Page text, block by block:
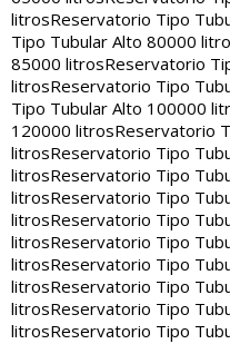
litrosReservatorio Tipo
Tipo Tubular Alto 80000
85000 litrosReservatorio
litrosReservatorio Tipo
Tipo Tubular Alto 100000
120000 litrosReservatorio
litrosReservatorio Tipo
litrosReservatorio Tipo
litrosReservatorio Tipo
litrosReservatorio Tipo
litrosReservatorio Tipo
litrosReservatorio Tipo
litrosReservatorio Tipo
litrosReservatorio Tipo
litrosReservatorio Tipo